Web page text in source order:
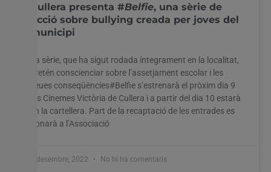
Cullera presenta #Belfie, una sèrie de
ficció sobre bullying creada per joves del
municipi
La sèrie, que ha sigut rodada íntegrament en la localitat,
pretén conscienciar sobre l’assetjament escolar i les
seues conseqüències#Belfie s’estrenarà el pròxim dia 9
als Cinemes Victòria de Cullera i a partir del dia 10 estarà
en la cartellera. Part de la recaptació de les entrades es
donarà a l’Associació
2 desembre, 2022 No hi ha comentaris
Utilitzem cookies al nostre lloc web per oferir-vos
l'experiència més rellevant recordant les vostres preferències
i visites repetides. En fer clic a "Acceptar-ho tot", accepteu
l'ús de TOTES les cookies. Tanmateix, podeu visitar